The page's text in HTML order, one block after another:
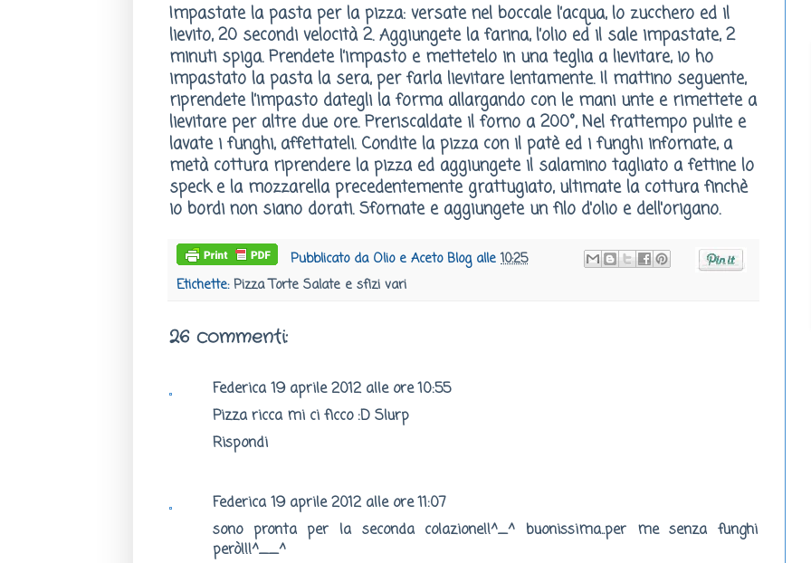
Impastate la pasta per la pizza: versate nel boccale l’acqua, lo zucchero ed il
lievito, 20 secondi velocità 2. Aggiungete la farina, l’olio ed il sale impastate, 2
minuti spiga. Prendete l’impasto e mettetelo in una teglia a lievitare, io ho
impastato la pasta la sera, per farla lievitare lentamente. Il mattino seguente,
riprendete l’impasto dategli la forma allargando con le mani unte e rimettete a
lievitare per altre due ore. Preriscaldate il forno a 200°, Nel frattempo pulite e
lavate i funghi, affettateli. Condite la pizza con il patè ed i funghi infornate, a
metà cottura riprendere la pizza ed aggiungete il salamino tagliato a fettine lo
speck e la mozzarella precedentemente grattugiato, ultimate la cottura finchè
io bordi non siano dorati. Sfornate e aggiungete un filo d'olio e dell'origano.
Pubblicato da Olio e Aceto Blog alle10:25
Etichette:Pizza Torte Salate e sfizi vari
26 commenti:
Federica 19 aprile 2012 alle ore 10:55
Pizza ricca mi ci ficco :D Slurp
Rispondi
Federica 19 aprile 2012 alle ore 11:07
sono pronta per la seconda colazione!!^_^ buonissima..per me senza funghi
però!!!^__^